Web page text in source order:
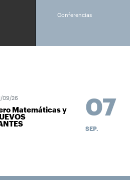
Conferencias
09/26
Matemáticas y 07
SEP.